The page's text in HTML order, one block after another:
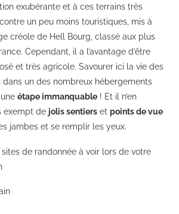
exubérante et à ces terrains très
un peu moins touristiques, mis à
créole de Hell Bourg, classé aux plus
Cependant, il a l’avantage d’être
et très agricole. Savourer ici la vie des
dans un des nombreux hébergements
étape immanquable ! Et il n’en
exempt de jolis sentiers et points de vue
jambes et se remplir les yeux.
de randonnée à voir lors de votre